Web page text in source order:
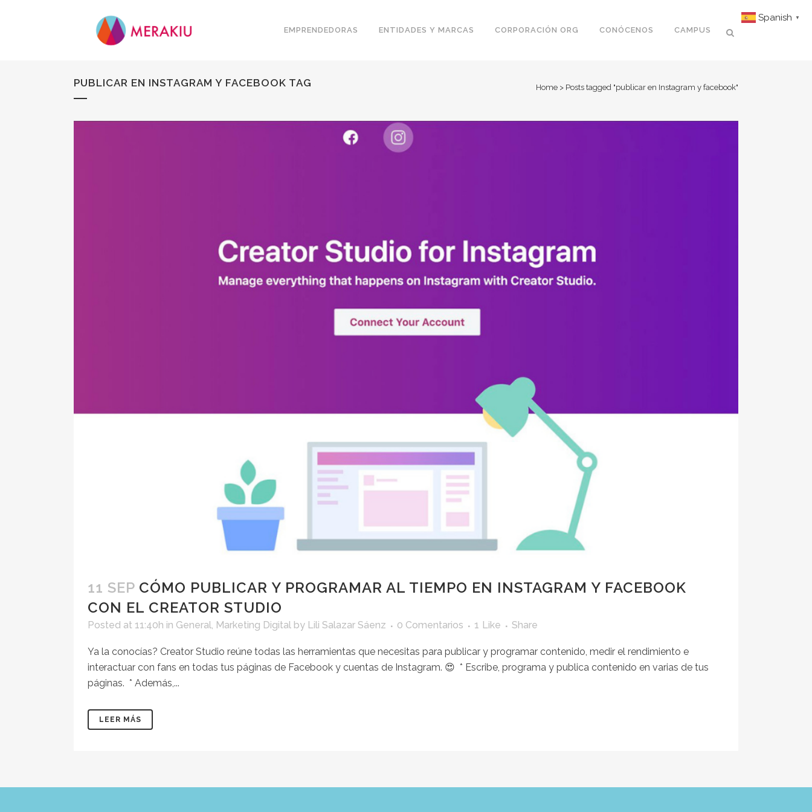
EMPRENDEDORAS ENTIDADES Y MARCAS CORPORACIÓN ORG CONÓCENOS CAMPUS
PUBLICAR EN INSTAGRAM Y FACEBOOK TAG Home > Posts tagged "publicar en Instagram y facebook"
11 SEP CÓMO PUBLICAR Y PROGRAMAR AL TIEMPO EN INSTAGRAM Y FACEBOOK
CON EL CREATOR STUDIO
Posted at 11:40h in General, Marketing Digital by Lili Salazar Sáenz 0 Comentarios 1 Like Share
Ya la conocías? Creator Studio reúne todas las herramientas que necesitas para publicar y programar contenido, medir el rendimiento e
interactuar con fans en todas tus páginas de Facebook y cuentas de Instagram. 😍⁣⁣⁣⁣⁣⁣ ⁣⁣⁣⁣⁣⁣ * Escribe, programa y publica contenido en varias de tus
páginas. ⁣⁣⁣⁣⁣⁣ * Además,...
LEER MÁS
Spanish ▼